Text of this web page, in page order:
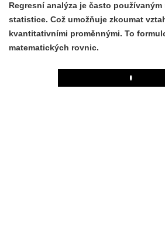
Regresní analýza je často používaným
statistice. Což umožňuje zkoumat
kvantitativními proměnnými. To
matematických rovnic.
Play